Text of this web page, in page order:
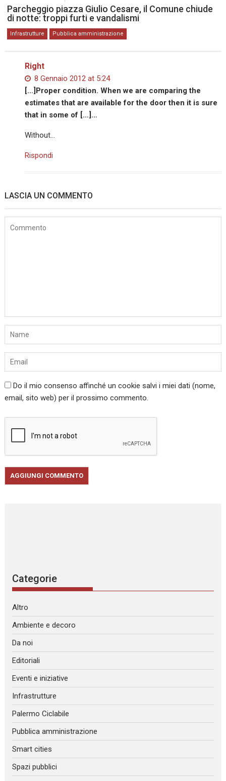
Parcheggio piazza Giulio Cesare, il Comune chiude
di notte: troppi furti e vandalismi
Infrastrutture Pubblica amministrazione
Right
8 Gennaio 2012 at 5:24
[…]Proper condition. When we are comparing the
estimates that are available for the door then it is sure
that in some of […]…
Without…
Rispondi
LASCIA UN COMMENTO
Do il mio consenso affinché un cookie salvi i miei dati (nome,
email, sito web) per il prossimo commento.
Categorie
Altro
Ambiente e decoro
Da noi
Editoriali
Eventi e iniziative
Infrastrutture
Palermo Ciclabile
Pubblica amministrazione
Smart cities
Spazi pubblici